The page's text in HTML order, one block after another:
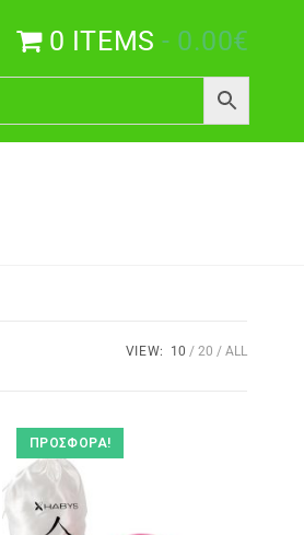
0 ITEMS 0.00€
VIEW: 10 20 ALL
ΠΡΟΣΦΟΡΆ!